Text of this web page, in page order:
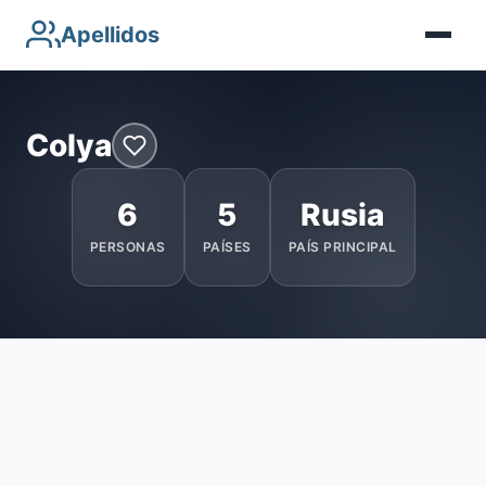
Apellidos
Colya
6
PERSONAS
5
PAÍSES
Rusia
PAÍS PRINCIPAL